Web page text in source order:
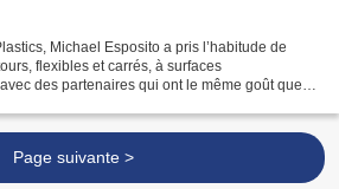
Michael Esposito a pris l’habitude de
flexibles et carrés, à surfaces
des partenaires qui ont le même goût que
Page suivante >